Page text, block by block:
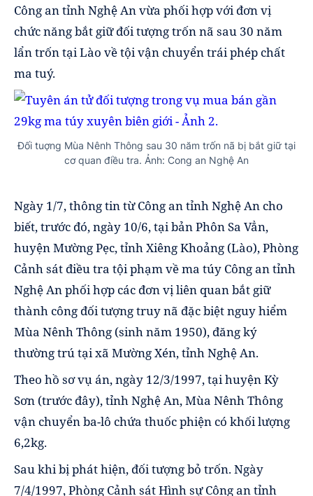
Công an tỉnh Nghệ An vừa phối hợp với đơn vị
chức năng bắt giữ đối tượng trốn nã sau 30 năm
lẩn trốn tại Lào về tội vận chuyển trái phép chất
ma tuý.
Đối tuợng Mùa Nênh Thông sau 30 năm trốn nã bị bắt giữ tại
cơ quan điều tra. Ảnh: Cong an Nghệ An
Ngày 1/7, thông tin từ Công an tỉnh Nghệ An cho
biết, trước đó, ngày 10/6, tại bản Phôn Sa Vẳn,
huyện Mường Pẹc, tỉnh Xiêng Khoảng (Lào), Phòng
Cảnh sát điều tra tội phạm về ma túy Công an tỉnh
Nghệ An phối hợp các đơn vị liên quan bắt giữ
thành công đối tượng truy nã đặc biệt nguy hiểm
Mùa Nênh Thông (sinh năm 1950), đăng ký
thường trú tại xã Mường Xén, tỉnh Nghệ An.
Theo hồ sơ vụ án, ngày 12/3/1997, tại huyện Kỳ
Sơn (trước đây), tỉnh Nghệ An, Mùa Nênh Thông
vận chuyển ba-lô chứa thuốc phiện có khối lượng
6,2kg.
Sau khi bị phát hiện, đối tượng bỏ trốn. Ngày
7/4/1997, Phòng Cảnh sát Hình sự Công an tỉnh